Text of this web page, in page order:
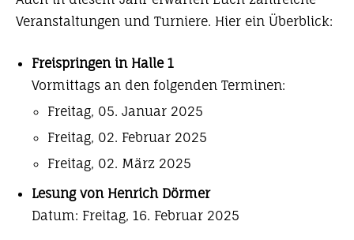
Veranstaltungen und Turniere. Hier ein Überblick:
Freispringen in Halle 1
Vormittags an den folgenden Terminen:
Freitag, 05. Januar 2025
Freitag, 02. Februar 2025
Freitag, 02. März 2025
Lesung von Henrich Dörmer
Datum: Freitag, 16. Februar 2025